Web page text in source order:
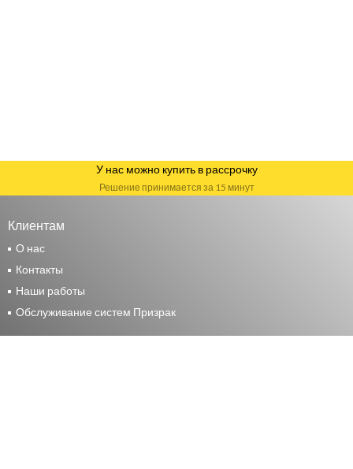
У нас можно купить в рассрочку
Решение принимается за 15 минут
Клиентам
О нас
Контакты
Наши работы
Обслуживание систем Призрак